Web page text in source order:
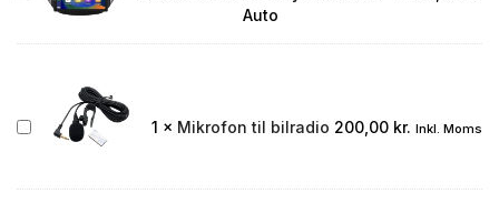
Adam/Corsa
CarPlay
Auto
Auto
Mikrofon
1 × Mikrofon til bilradio 200,00 kr. Inkl. Moms